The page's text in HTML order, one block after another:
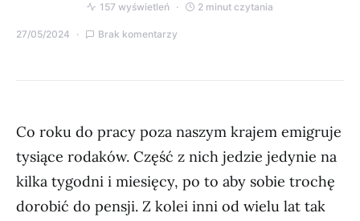
157 wyświetleń 2 minut czytania
27/05/2024 Brak komentarzy
Co roku do pracy poza naszym krajem emigruje
tysiące rodaków. Część z nich jedzie jedynie na
kilka tygodni i miesięcy, po to aby sobie trochę
dorobić do pensji. Z kolei inni od wielu lat tak